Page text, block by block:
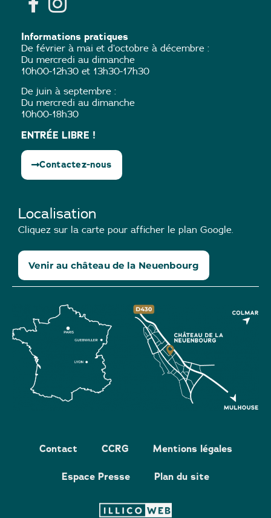
Informations pratiques
De février à mai et d’octobre à décembre :
Du mercredi au dimanche
10h00-12h30 et 13h30-17h30
De juin à septembre :
Du mercredi au dimanche
10h00-18h30
ENTRÉE LIBRE !
Contactez-nous
Localisation
Cliquez sur la carte pour afficher le plan Google.
Venir au château de la Neuenbourg
Contact CCRG Mentions légales
Espace Presse Plan du site